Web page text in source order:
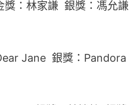
獎：林家謙  銀獎：馮允謙
Jane  銀獎：Pandora